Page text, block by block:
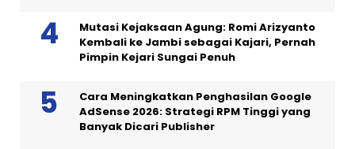
Mutasi Kejaksaan Agung: Romi Arizyanto
Kembali ke Jambi sebagai Kajari, Pernah
Pimpin Kejari Sungai Penuh
Cara Meningkatkan Penghasilan Google
AdSense 2026: Strategi RPM Tinggi yang
Banyak Dicari Publisher